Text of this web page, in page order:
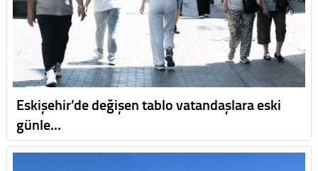
Eskişehir’de değişen tablo vatandaşlara eski
günle…